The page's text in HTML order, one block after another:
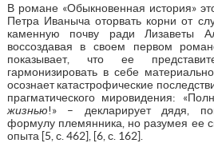
В романе «Обыкновенная история»
Петра Иваныча оторвать корни от
каменную почву ради Лизаветы
воссоздавая в своем первом
показывает, что ее
гармонизировать в себе
осознает катастрофические
прагматического мировидения:
жизнью!» – декларирует дядя,
формулу племянника, но разумея ее
опыта [5, с. 462], [6, с. 162].